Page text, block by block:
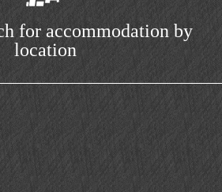
for accommodation by
location